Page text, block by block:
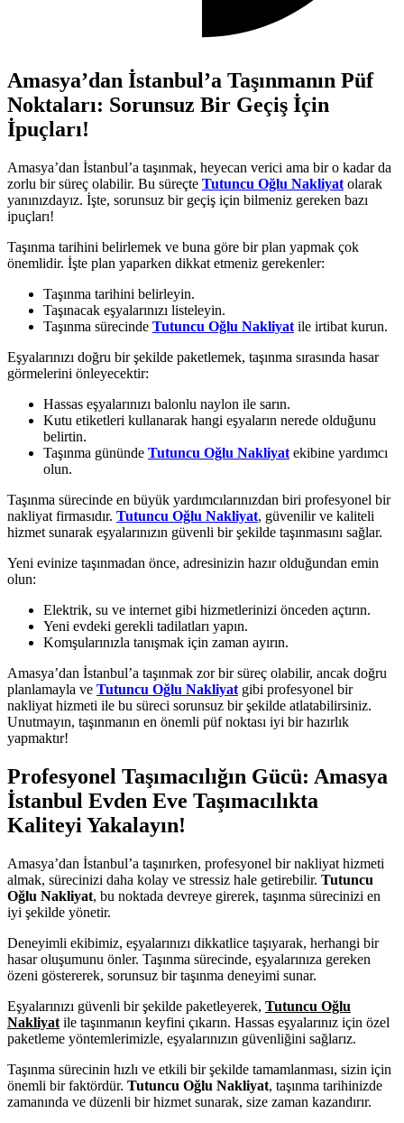
Amasya’dan İstanbul’a Taşınmanın Püf
Noktaları: Sorunsuz Bir Geçiş İçin
İpuçları!
Amasya’dan İstanbul’a taşınmak, heyecan verici ama bir o kadar da
zorlu bir süreç olabilir. Bu süreçte Tutuncu Oğlu Nakliyat olarak
yanınızdayız. İşte, sorunsuz bir geçiş için bilmeniz gereken bazı
ipuçları!
Taşınma tarihini belirlemek ve buna göre bir plan yapmak çok
önemlidir. İşte plan yaparken dikkat etmeniz gerekenler:
Taşınma tarihini belirleyin.
Taşınacak eşyalarınızı listeleyin.
Taşınma sürecinde Tutuncu Oğlu Nakliyat ile irtibat kurun.
Eşyalarınızı doğru bir şekilde paketlemek, taşınma sırasında hasar
görmelerini önleyecektir:
Hassas eşyalarınızı balonlu naylon ile sarın.
Kutu etiketleri kullanarak hangi eşyaların nerede olduğunu
belirtin.
Taşınma gününde Tutuncu Oğlu Nakliyat ekibine yardımcı
olun.
Taşınma sürecinde en büyük yardımcılarınızdan biri profesyonel bir
nakliyat firmasıdır. Tutuncu Oğlu Nakliyat, güvenilir ve kaliteli
hizmet sunarak eşyalarınızın güvenli bir şekilde taşınmasını sağlar.
Yeni evinize taşınmadan önce, adresinizin hazır olduğundan emin
olun:
Elektrik, su ve internet gibi hizmetlerinizi önceden açtırın.
Yeni evdeki gerekli tadilatları yapın.
Komşularınızla tanışmak için zaman ayırın.
Amasya’dan İstanbul’a taşınmak zor bir süreç olabilir, ancak doğru
planlamayla ve Tutuncu Oğlu Nakliyat gibi profesyonel bir
nakliyat hizmeti ile bu süreci sorunsuz bir şekilde atlatabilirsiniz.
Unutmayın, taşınmanın en önemli püf noktası iyi bir hazırlık
yapmaktır!
Profesyonel Taşımacılığın Gücü: Amasya
İstanbul Evden Eve Taşımacılıkta
Kaliteyi Yakalayın!
Amasya’dan İstanbul’a taşınırken, profesyonel bir nakliyat hizmeti
almak, sürecinizi daha kolay ve stressiz hale getirebilir. Tutuncu
Oğlu Nakliyat, bu noktada devreye girerek, taşınma sürecinizi en
iyi şekilde yönetir.
Deneyimli ekibimiz, eşyalarınızı dikkatlice taşıyarak, herhangi bir
hasar oluşumunu önler. Taşınma sürecinde, eşyalarınıza gereken
özeni göstererek, sorunsuz bir taşınma deneyimi sunar.
Eşyalarınızı güvenli bir şekilde paketleyerek, Tutuncu Oğlu
Nakliyat ile taşınmanın keyfini çıkarın. Hassas eşyalarınız için özel
paketleme yöntemlerimizle, eşyalarınızın güvenliğini sağlarız.
Taşınma sürecinin hızlı ve etkili bir şekilde tamamlanması, sizin için
önemli bir faktördür. Tutuncu Oğlu Nakliyat, taşınma tarihinizde
zamanında ve düzenli bir hizmet sunarak, size zaman kazandırır.